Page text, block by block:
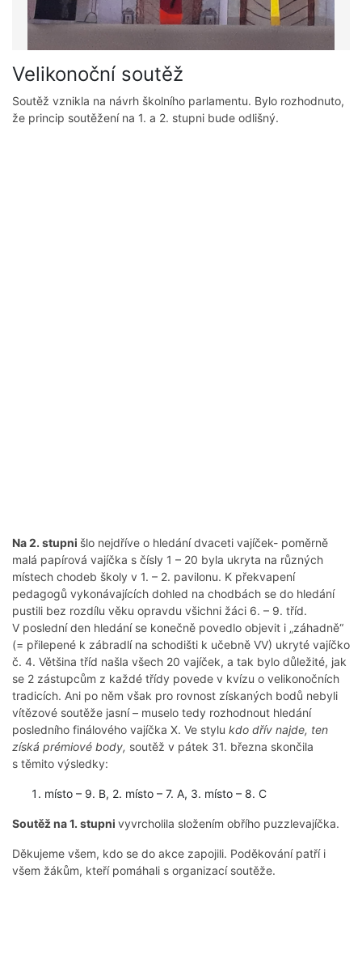
Velikonoční soutěž
Soutěž vznikla na návrh školního parlamentu. Bylo rozhodnuto,
že princip soutěžení na 1. a 2. stupni bude odlišný.
Na 2. stupni šlo nejdříve o hledání dvaceti vajíček- poměrně
malá papírová vajíčka s čísly 1 – 20 byla ukryta na různých
místech chodeb školy v 1. – 2. pavilonu. K překvapení
pedagogů vykonávajících dohled na chodbách se do hledání
pustili bez rozdílu věku opravdu všichni žáci 6. – 9. tříd.
V poslední den hledání se konečně povedlo objevit i „záhadně“
(= přilepené k zábradlí na schodišti k učebně VV) ukryté vajíčko
č. 4. Většina tříd našla všech 20 vajíček, a tak bylo důležité, jak
se 2 zástupcům z každé třídy povede v kvízu o velikonočních
tradicích. Ani po něm však pro rovnost získaných bodů nebyli
vítězové soutěže jasní – muselo tedy rozhodnout hledání
posledního finálového vajíčka X. Ve stylu kdo dřív najde, ten
získá prémiové body, soutěž v pátek 31. března skončila
s těmito výsledky:
místo – 9. B, 2. místo – 7. A, 3. místo – 8. C
Soutěž na 1. stupni vyvrcholila složením obřího puzzlevajíčka.
Děkujeme všem, kdo se do akce zapojili. Poděkování patří i
všem žákům, kteří pomáhali s organizací soutěže.